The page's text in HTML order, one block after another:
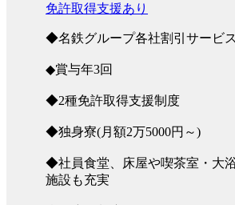
免許取得支援あり
◆名鉄グループ各社割引サービス
◆賞与年3回
◆2種免許取得支援制度
◆独身寮(月額2万5000円～)
◆社員食堂、床屋や喫茶室・大
施設も充実